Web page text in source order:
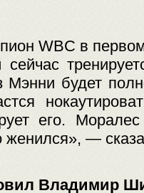
WBC в
сейчас
Мэнни будет
его.
женился», —
Владимир